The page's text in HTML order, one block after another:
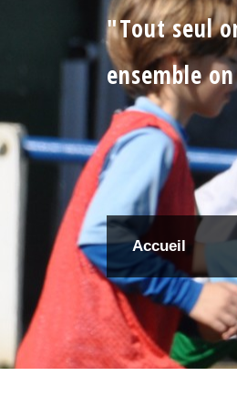
"Tout seul
ensemble
Accueil